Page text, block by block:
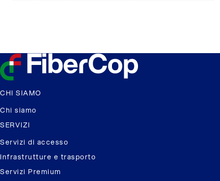
CHI SIAMO
Chi siamo
SERVIZI
Servizi di accesso
Infrastrutture e trasporto
Servizi Premium